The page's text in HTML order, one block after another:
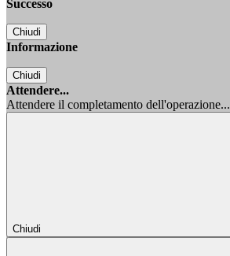
Successo
Chiudi
Informazione
Chiudi
Attendere...
Attendere il completamento dell'operazione...
Chiudi